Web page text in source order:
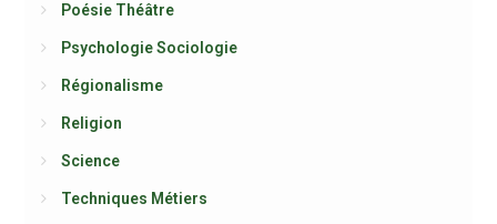
Poésie Théâtre
Psychologie Sociologie
Régionalisme
Religion
Science
Techniques Métiers